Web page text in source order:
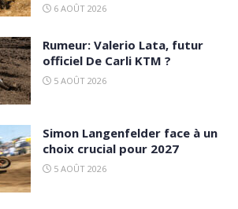
6 AOÛT 2026
Rumeur: Valerio Lata, futur
officiel De Carli KTM ?
5 AOÛT 2026
Simon Langenfelder face à un
choix crucial pour 2027
5 AOÛT 2026